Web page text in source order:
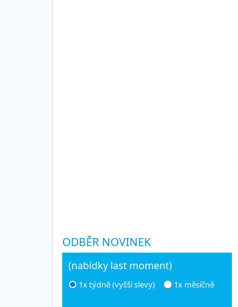
ODBĚR NOVINEK
(nabídky last moment)
1x týdně (vyšší slevy) 1x měsíčně